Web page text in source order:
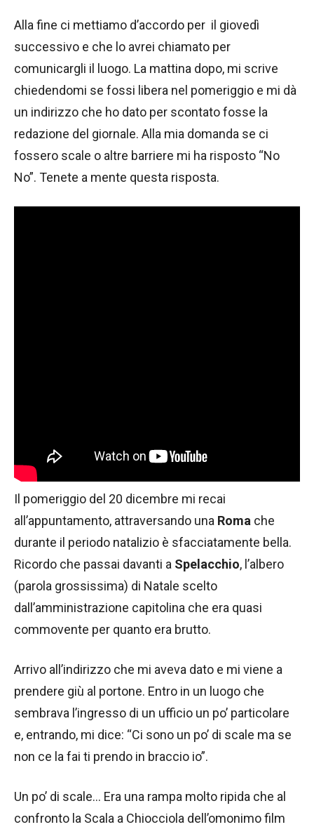
Alla fine ci mettiamo d’accordo per il giovedì
successivo e che lo avrei chiamato per
comunicargli il luogo. La mattina dopo, mi scrive
chiedendomi se fossi libera nel pomeriggio e mi dà
un indirizzo che ho dato per scontato fosse la
redazione del giornale. Alla mia domanda se ci
fossero scale o altre barriere mi ha risposto “No
No”. Tenete a mente questa risposta.
Il pomeriggio del 20 dicembre mi recai
all’appuntamento, attraversando una Roma che
durante il periodo natalizio è sfacciatamente bella.
Ricordo che passai davanti a Spelacchio, l’albero
(parola grossissima) di Natale scelto
dall’amministrazione capitolina che era quasi
commovente per quanto era brutto.
Arrivo all’indirizzo che mi aveva dato e mi viene a
prendere giù al portone. Entro in un luogo che
sembrava l’ingresso di un ufficio un po’ particolare
e, entrando, mi dice: “Ci sono un po’ di scale ma se
non ce la fai ti prendo in braccio io”.
Un po’ di scale… Era una rampa molto ripida che al
confronto la Scala a Chiocciola dell’omonimo film